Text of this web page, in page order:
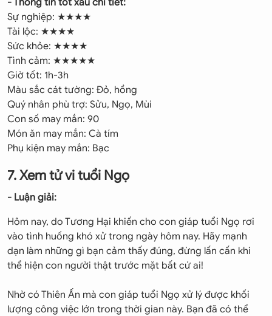
- Thông tin tốt xấu chi tiết:
Sự nghiệp: ★★★★
Tài lộc: ★★★★
Sức khỏe: ★★★★
Tình cảm: ★★★★★
Giờ tốt: 1h-3h
Màu sắc cát tường: Đỏ, hồng
Quý nhân phù trợ: Sửu, Ngọ, Mùi
Con số may mắn: 90
Món ăn may mắn: Cà tím
Phụ kiện may mắn: Bạc
7. Xem tử vi tuổi Ngọ
- Luận giải:
Hôm nay, do Tương Hại khiến cho con giáp tuổi Ngọ rơi
vào tình huống khó xử trong ngày hôm nay. Hãy mạnh
dạn làm những gì bạn cảm thấy đúng, đừng lấn cấn khi
thể hiện con người thật trước mặt bất cứ ai!
Nhờ có Thiên Ấn mà con giáp tuổi Ngọ xử lý được khối
lượng công việc lớn trong thời gian này. Bạn đã có thể